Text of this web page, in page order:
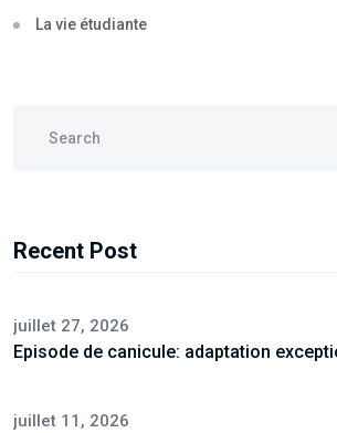
La vie étudiante
Recent Post
juillet 27, 2026
Episode de canicule: adaptation
juillet 11, 2026